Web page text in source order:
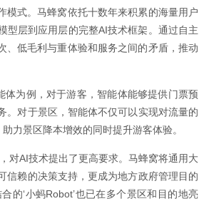
模式。马蜂窝依托十数年来积累的海量用户
型层到应用层的完整AI技术框架。通过自主
、低毛利与重体验和服务之间的矛盾，推动
体为例，对于游客，智能体能够提供门票预
。对于景区，智能体不仅可以实现对流量的
力景区降本增效的同时提升游客体验。
对AI技术提出了更高要求。马蜂窝将通用大
信赖的决策支持，更成为地方政府管理目的
的‘小蚂Robot’也已在多个景区和目的地亮